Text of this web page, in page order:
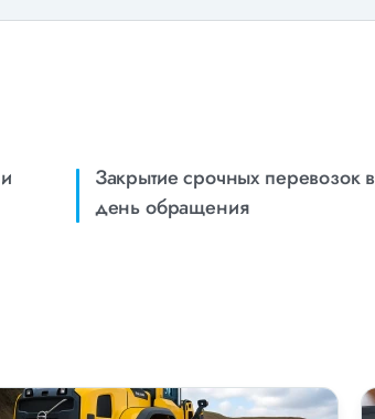
Закрытие срочных перевозок в
день обращения